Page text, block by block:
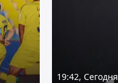
19:42, Сегодня